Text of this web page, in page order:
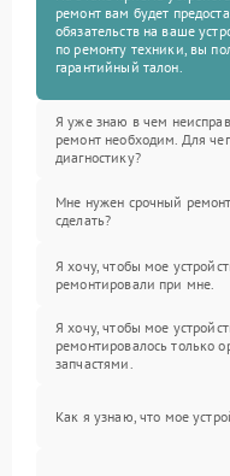
ремонт вам будет
обязательств на ваше
по ремонту техники, вы
гарантийный талон.
Я уже знаю в чем
ремонт необходим. Для
диагностику?
Мне нужен срочный
сделать?
Я хочу, чтобы мое
ремонтировали при мне.
Я хочу, чтобы мое
ремонтировалось только
запчастями.
Как я узнаю, что мое